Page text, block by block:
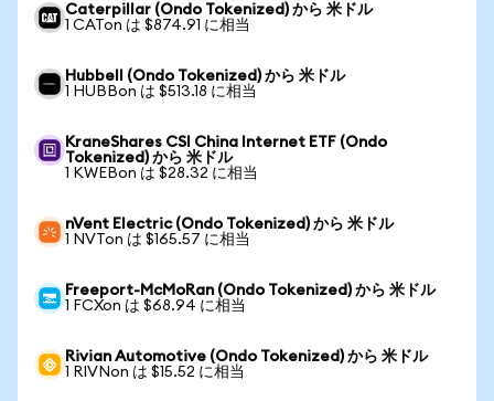
Caterpillar (Ondo Tokenized) から 米ドル
1 CATon は $874.91 に相当
Hubbell (Ondo Tokenized) から 米ドル
1 HUBBon は $513.18 に相当
KraneShares CSI China Internet ETF (Ondo
Tokenized) から 米ドル
1 KWEBon は $28.32 に相当
nVent Electric (Ondo Tokenized) から 米ドル
1 NVTon は $165.57 に相当
Freeport-McMoRan (Ondo Tokenized) から 米ドル
1 FCXon は $68.94 に相当
Rivian Automotive (Ondo Tokenized) から 米ドル
1 RIVNon は $15.52 に相当